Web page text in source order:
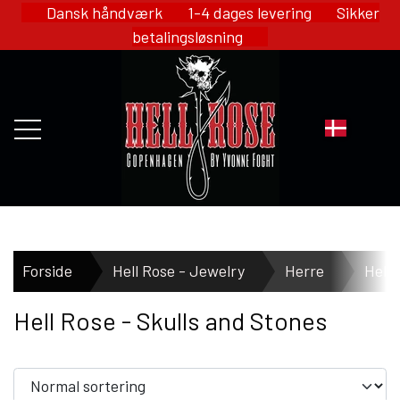
Dansk håndværk 1-4 dages levering Sikker
betalingsløsning
FORSIDE
HELL ROSE - MERCH
Forside Hell Rose - Jewelry Herre Hell
Hell Rose - Skulls and Stones